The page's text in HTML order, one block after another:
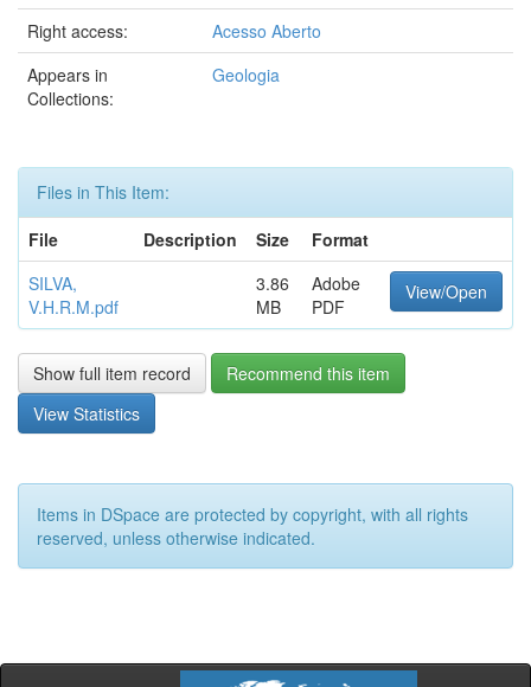
Right access:
Acesso Aberto
Appears in
Collections:
Geologia
Files in This Item:
File
Description Size
Format
SILVA,
V.H.R.M.pdf
3.86
MB
Adobe
PDF
View/Open
Show full item record
Recommend this item
View Statistics
Items in DSpace are protected by copyright, with all rights
reserved, unless otherwise indicated.